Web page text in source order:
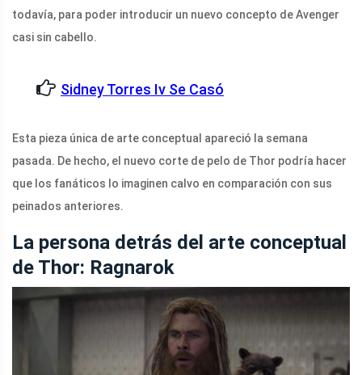
todavía, para poder introducir un nuevo concepto de Avenger
casi sin cabello.
Sidney Torres Iv Se Casó
Esta pieza única de arte conceptual apareció la semana
pasada. De hecho, el nuevo corte de pelo de Thor podría hacer
que los fanáticos lo imaginen calvo en comparación con sus
peinados anteriores.
La persona detrás del arte conceptual
de Thor: Ragnarok